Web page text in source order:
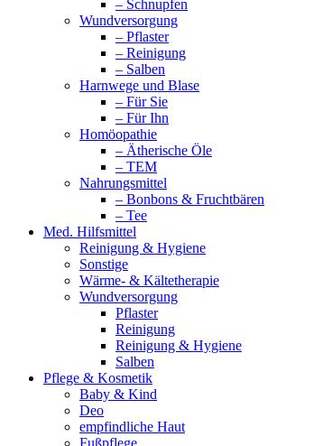
– Schnupfen
Wundversorgung
– Pflaster
– Reinigung
– Salben
Harnwege und Blase
– Für Sie
– Für Ihn
Homöopathie
– Ätherische Öle
– TEM
Nahrungsmittel
– Bonbons & Fruchtbären
– Tee
Med. Hilfsmittel
Reinigung & Hygiene
Sonstige
Wärme- & Kältetherapie
Wundversorgung
Pflaster
Reinigung
Reinigung & Hygiene
Salben
Pflege & Kosmetik
Baby & Kind
Deo
empfindliche Haut
Fußpflege